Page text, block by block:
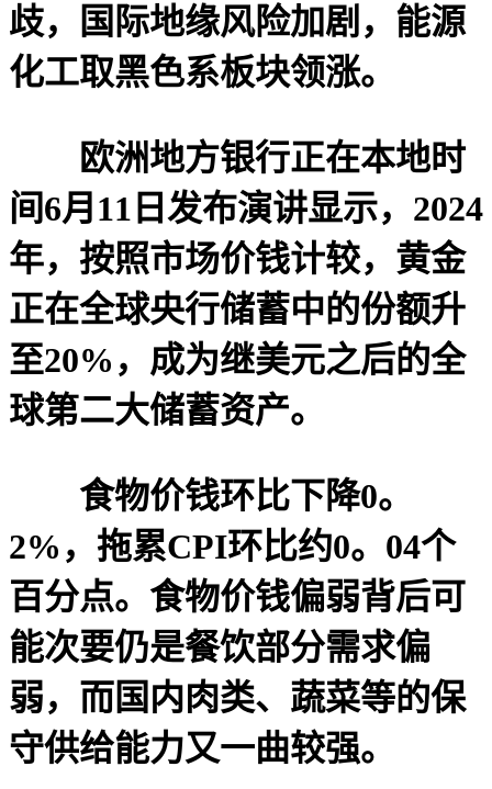
歧，国际地缘风险加剧，能源
化工取黑色系板块领涨。
欧洲地方银行正在本地时
间6月11日发布演讲显示，2024
年，按照市场价钱计较，黄金
正在全球央行储蓄中的份额升
至20%，成为继美元之后的全
球第二大储蓄资产。
食物价钱环比下降0。
2%，拖累CPI环比约0。04个
百分点。食物价钱偏弱背后可
能次要仍是餐饮部分需求偏
弱，而国内肉类、蔬菜等的保
守供给能力又一曲较强。